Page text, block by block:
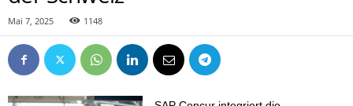
Mai 7, 2025 1148